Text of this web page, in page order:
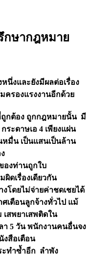
กษากฎหมาย
นึ่งและยังมีผลต่อเรื่อง
ครองแรงงานอีกด้วย
ถูกต้อง ถูกกฎหมายนั้น มี
ะดาษเอ 4 เพียงแผ่น
หมื่น เป็นแสนเป็นล้าน
องท่านถูกใบ
ดเรื่องเดียวกัน
งโดยไม่จ่ายค่าชดเชยได้
ศเตือนลูกจ้างทั่วไป แม้
เสพยาเสพติดใน
า 5 วัน พนักงานคนอื่นจง
งสือเตือน
ะทำซ้ำอีก ลำพัง